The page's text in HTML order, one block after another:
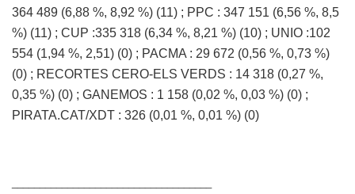
364 489 (6,88 %, 8,92 %) (11) ; PPC : 347 151 (6,56 %, 8,5
%) (11) ; CUP :335 318 (6,34 %, 8,21 %) (10) ; UNIO :102
554 (1,94 %, 2,51) (0) ; PACMA : 29 672 (0,56 %, 0,73 %)
(0) ; RECORTES CERO-ELS VERDS : 14 318 (0,27 %,
0,35 %) (0) ; GANEMOS : 1 158 (0,02 %, 0,03 %) (0) ;
PIRATA.CAT/XDT : 326 (0,01 %, 0,01 %) (0)